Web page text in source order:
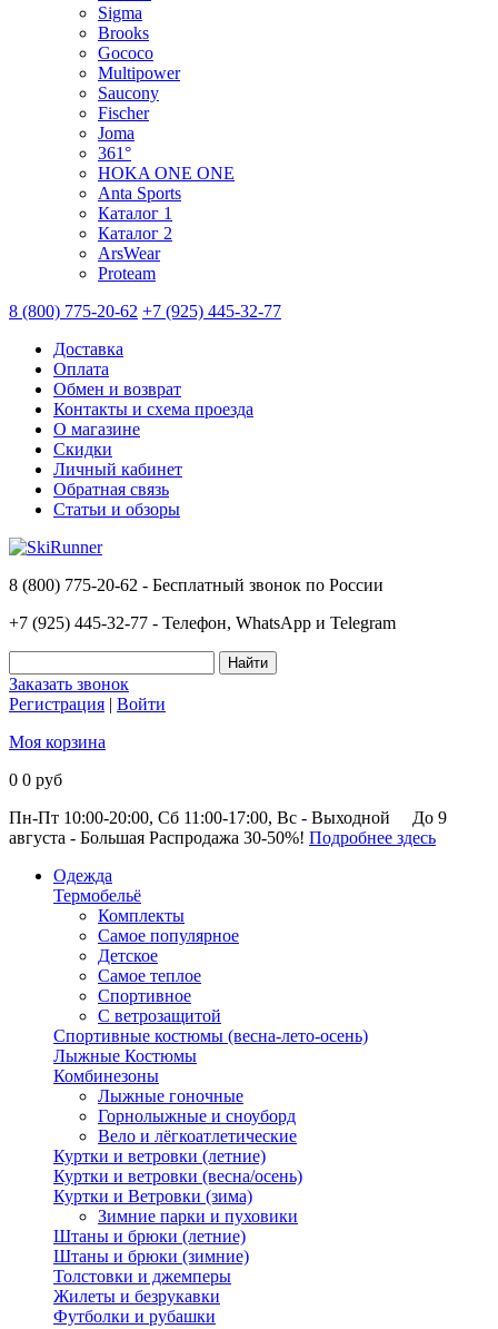
Sigma
Brooks
Gococo
Multipower
Saucony
Fischer
Joma
361°
HOKA ONE ONE
Anta Sports
Каталог 1
Каталог 2
ArsWear
Proteam
8 (800) 775-20-62 +7 (925) 445-32-77
Доставка
Оплата
Обмен и возврат
Контакты и схема проезда
О магазине
Скидки
Личный кабинет
Обратная связь
Статьи и обзоры
8 (800) 775-20-62 - Бесплатный звонок по России
+7 (925) 445-32-77 - Телефон, WhatsApp и Telegram
Заказать звонок
Регистрация | Войти
Моя корзина
0 0 руб
Пн-Пт 10:00-20:00, Сб 11:00-17:00, Вс - Выходной
До 9
августа - Большая Распродажа 30-50%! Подробнее здесь
Одежда
Термобельё
Комплекты
Самое популярное
Детское
Самое теплое
Спортивное
С ветрозащитой
Спортивные костюмы (весна-лето-осень)
Лыжные Костюмы
Комбинезоны
Лыжные гоночные
Горнолыжные и сноуборд
Вело и лёгкоатлетические
Куртки и ветровки (летние)
Куртки и ветровки (весна/осень)
Куртки и Ветровки (зима)
Зимние парки и пуховики
Штаны и брюки (летние)
Штаны и брюки (зимние)
Толстовки и джемперы
Жилеты и безрукавки
Футболки и рубашки